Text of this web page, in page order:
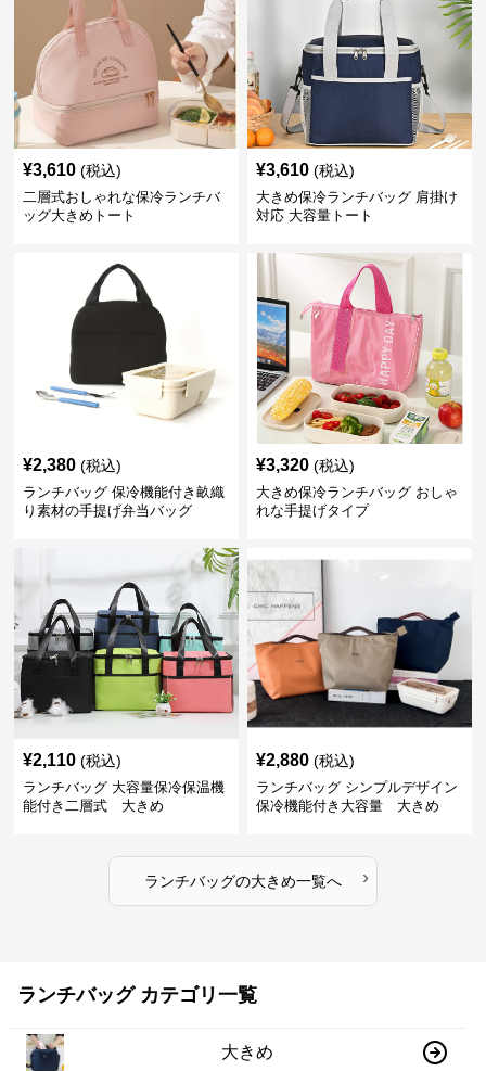
¥3,610 (税込)
二層式おしゃれな保冷ランチバ
ッグ大きめトート
¥3,610 (税込)
大きめ保冷ランチバッグ 肩掛け
対応 大容量トート
¥2,380 (税込)
ランチバッグ 保冷機能付き畝織
り素材の手提げ弁当バッグ
¥3,320 (税込)
大きめ保冷ランチバッグ おしゃ
れな手提げタイプ
¥2,110 (税込)
ランチバッグ 大容量保冷保温機
能付き二層式 大きめ
¥2,880 (税込)
ランチバッグ シンプルデザイン
保冷機能付き大容量 大きめ
ランチバッグの大きめ一覧へ ›
ランチバッグ カテゴリ一覧
大きめ